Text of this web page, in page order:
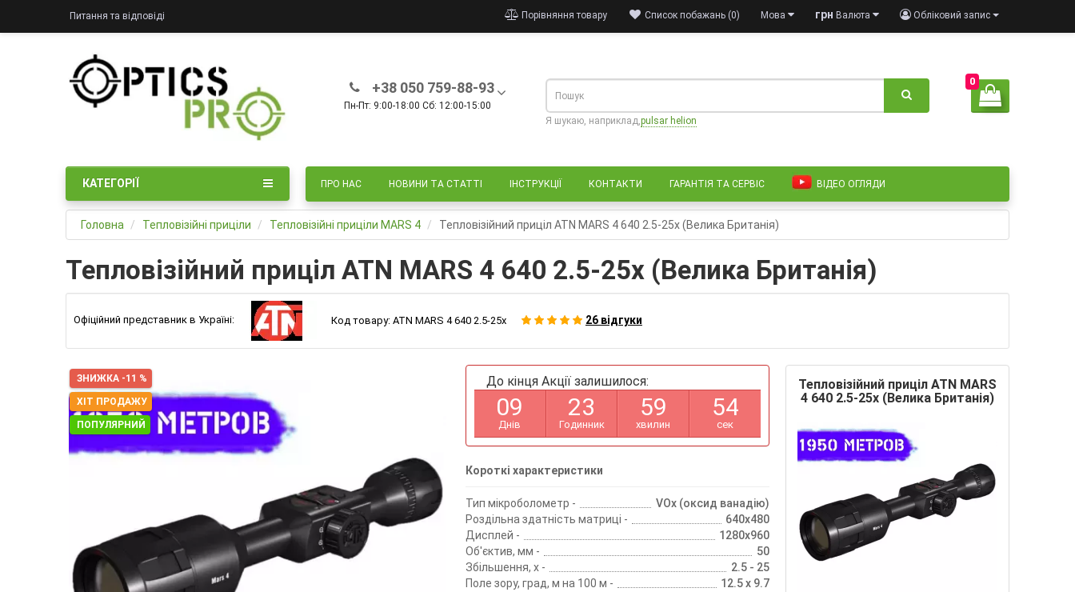
Питання та відповіді Обліковий запис
грн Валюта
Мова
Список побажань (0)
Порівняння товару
+38 050 759-88-93
Пн-Пт: 9:00-18:00 Сб: 12:00-15:00
0
Я шукаю, наприклад,pulsar helion
ПРО НАС НОВИНИ ТА СТАТТІ ІНСТРУКЦІЇ КОНТАКТИ ГАРАНТІЯ ТА СЕРВІС ВІДЕО ОГЛЯДИ
КАТЕГОРІЇ
Головна Тепловізійні приціли Тепловізійні приціли MARS 4 Тепловізійний приціл ATN MARS 4 640 2.5-25x (Велика Британія)
Тепловізійний приціл ATN MARS 4 640 2.5-25x (Велика Британія)
Офіційний представник в Україні: Код товару: ATN MARS 4 640 2.5-25x 26 відгуки
ЗНИЖКА -11 %
ХІТ ПРОДАЖУ
ПОПУЛЯРНИЙ
До кінця Акції залишилося:
09
Днів
23
Годинник
59
хвилин
53
сек
Короткі характеристики
Тип мікроболометр -
VOx (оксид ванадію)
Роздільна здатність матриці -
640х480
Дисплей -
1280x960
Об'єктив, мм -
50
Збільшення, х -
2.5 - 25
Поле зору, град, м на 100 м -
12.5 х 9.7
Тепловізійний приціл ATN MARS
4 640 2.5-25x (Велика Британія)